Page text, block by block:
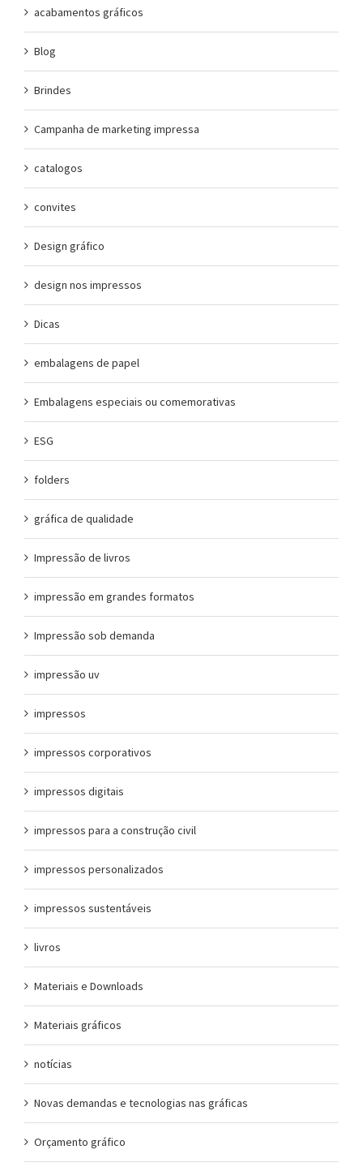
acabamentos gráficos
Blog
Brindes
Campanha de marketing impressa
catalogos
convites
Design gráfico
design nos impressos
Dicas
embalagens de papel
Embalagens especiais ou comemorativas
ESG
folders
gráfica de qualidade
Impressão de livros
impressão em grandes formatos
Impressão sob demanda
impressão uv
impressos
impressos corporativos
impressos digitais
impressos para a construção civil
impressos personalizados
impressos sustentáveis
livros
Materiais e Downloads
Materiais gráficos
notícias
Novas demandas e tecnologias nas gráficas
Orçamento gráfico